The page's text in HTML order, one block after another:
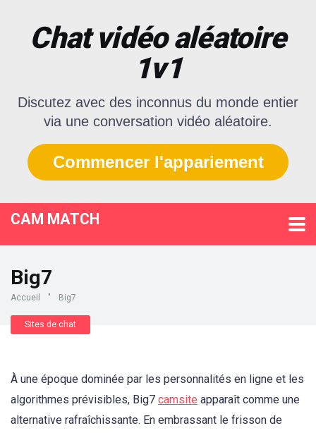
Chat vidéo aléatoire
1v1
Discutez avec des inconnus du monde entier
via une conversation vidéo aléatoire.
Commencer l'appariement
CAM MATCH
Big7
Accueil " Big7
Sites de chat
À une époque dominée par les personnalités en ligne et les
algorithmes prévisibles, Big7 camsite apparaît comme une
alternative rafraîchissante. En embrassant le frisson de